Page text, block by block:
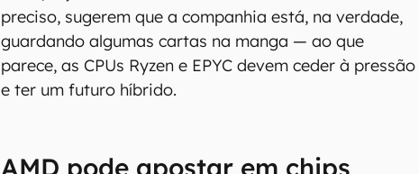
preciso, sugerem que a companhia está, na verdade,
guardando algumas cartas na manga — ao que
parece, as CPUs Ryzen e EPYC devem ceder à pressão
e ter um futuro híbrido.
AMD pode apostar em chips